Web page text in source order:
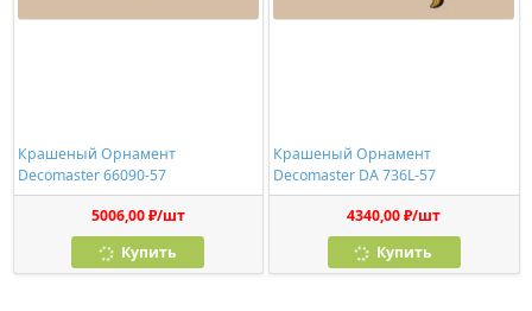
Крашеный Орнамент
Decomaster 66090-57
5006,00 ₽/шт
Купить
Крашеный Орнамент
Decomaster DA 736L-57
4340,00 ₽/шт
Купить